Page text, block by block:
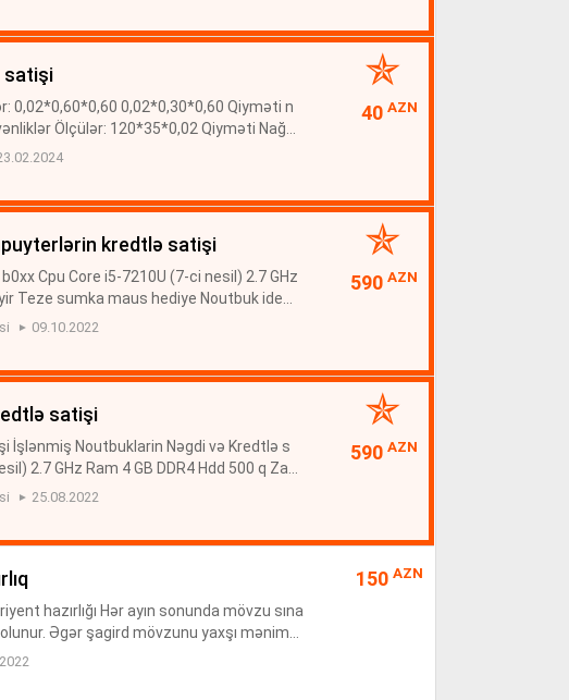
satişi
0,02*0,60*0,60 0,02*0,30*0,60 Qiyməti n
Ölçülər: 120*35*0,02 Qiyməti Nağdı
Qiyməti Nağdı 4 m Köçürmə ƏDV daxil 4,
40 AZN
kredtlə satişi
Cpu Core i5-7210U (7-ci nesil) 2.7 GHz
Teze sumka maus hediye Noutbuk ideal
Online derslerde rahatliqla istifa...
09.10.2022
590 AZN
satişi
İşlənmiş Noutbuklarin Nəgdi və Kredtlə s
2.7 GHz Ram 4 GB DDR4 Hdd 500 q Zar
ideal veziyyetdedir hec bir proble...
25.08.2022
590 AZN
hazırlığı Hər ayın sonunda mövzu sına
Əgər şagird mövzunu yaxşı mənims
150 azn *** Magistraturaya hazı...
150 AZN